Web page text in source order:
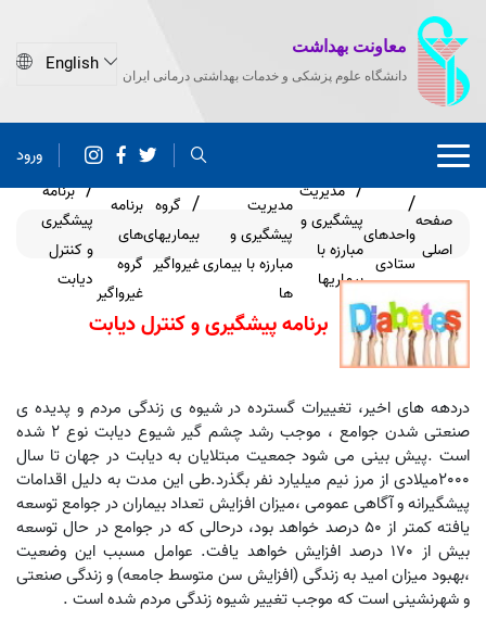
معاونت بهداشت
دانشگاه علوم پزشکی و خدمات بهداشتی درمانی ایران
ورود
صفحه
اصلی
واحدهای
ستادی
مدیریت
پیشگیری و
مبارزه با
بیماریها
مدیریت
پیشگیری و
مبارزه با بیماری
ها
گروه
بیماریهای
غیرواگیر
برنامه
های
گروه
غیرواگیر
برنامه
پیشگیری
و کنترل
دیابت
برنامه پیشگیری و کنترل دیابت
دردهه های اخیر، تغییرات گسترده در شیوه ی زندگی مردم و پدیده ی
صنعتی شدن جوامع ، موجب رشد چشم گیر شیوع دیابت نوع 2 شده
است .پیش بینی می شود جمعیت مبتلایان به دیابت در جهان تا سال
2000میلادی از مرز نیم میلیارد نفر بگذرد.طی این مدت به دلیل اقدامات
پیشگیرانه و آگاهی عمومی ،میزان افزایش تعداد بیماران در جوامع توسعه
یافته کمتر از 50 درصد خواهد بود، درحالی که در جوامع در حال توسعه
بیش از 170 درصد افزایش خواهد یافت. عوامل مسبب این وضعیت
،بهبود میزان امید به زندگی (افزایش سن متوسط جامعه) و زندگی صنعتی
و شهرنشینی است که موجب تغییر شیوه زندگی مردم شده است .